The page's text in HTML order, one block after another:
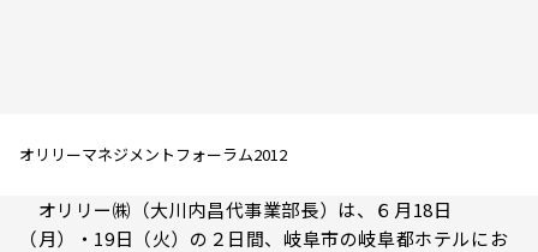
オリリーマネジメントフォーラム2012
オリリー㈱（大川内昌代事業部長）は、６月18日
（月）・19日（火）の２日間、岐阜市の岐阜都ホテルにお